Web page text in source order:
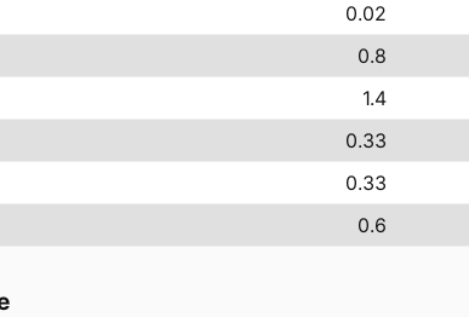
0.02
0.8
1.4
0.33
0.33
0.6